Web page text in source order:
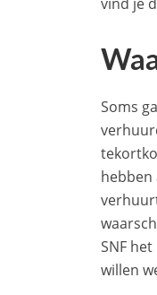
Soms
hebben
SNF
willen